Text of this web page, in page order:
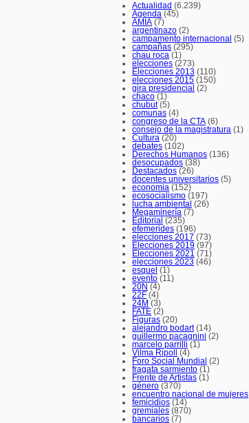
Actualidad (6.239)
Agenda (45)
AMIA (7)
argentinazo (2)
campamento internacional (5)
campañas (295)
chau roca (1)
elecciones (273)
Elecciones 2013 (110)
elecciones 2015 (150)
gira presidencial (2)
chaco (1)
chubut(5)
comunas (4)
congreso de la CTA (6)
consejo de la magistratura (1)
Cultura (20)
debates (102)
Derechos Humanos (136)
desocupados (38)
Destacados (26)
docentes universitarios (5)
economia (152)
ecosocialismo (197)
lucha ambiental (26)
Megaminería (7)
Editorial (235)
efemerides (196)
elecciones 2017 (73)
Elecciones 2019 (97)
Elecciones 2021 (71)
elecciones 2023 (46)
esquel (1)
evento (11)
20N (4)
22F (4)
24M (3)
FATE (2)
Figuras (20)
alejandro bodart(14)
guillermo pacagnini (2)
marcelo parrilli (1)
Vilma Ripoll
(4)
Foro Social Mundial (2)
fragata sarmiento (1)
Frente de Artistas (1)
género (370)
encuentro nacional de mujeres
femicidios (14)
gremiales (870)
bancarios (7)